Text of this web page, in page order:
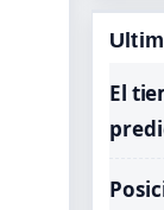
El